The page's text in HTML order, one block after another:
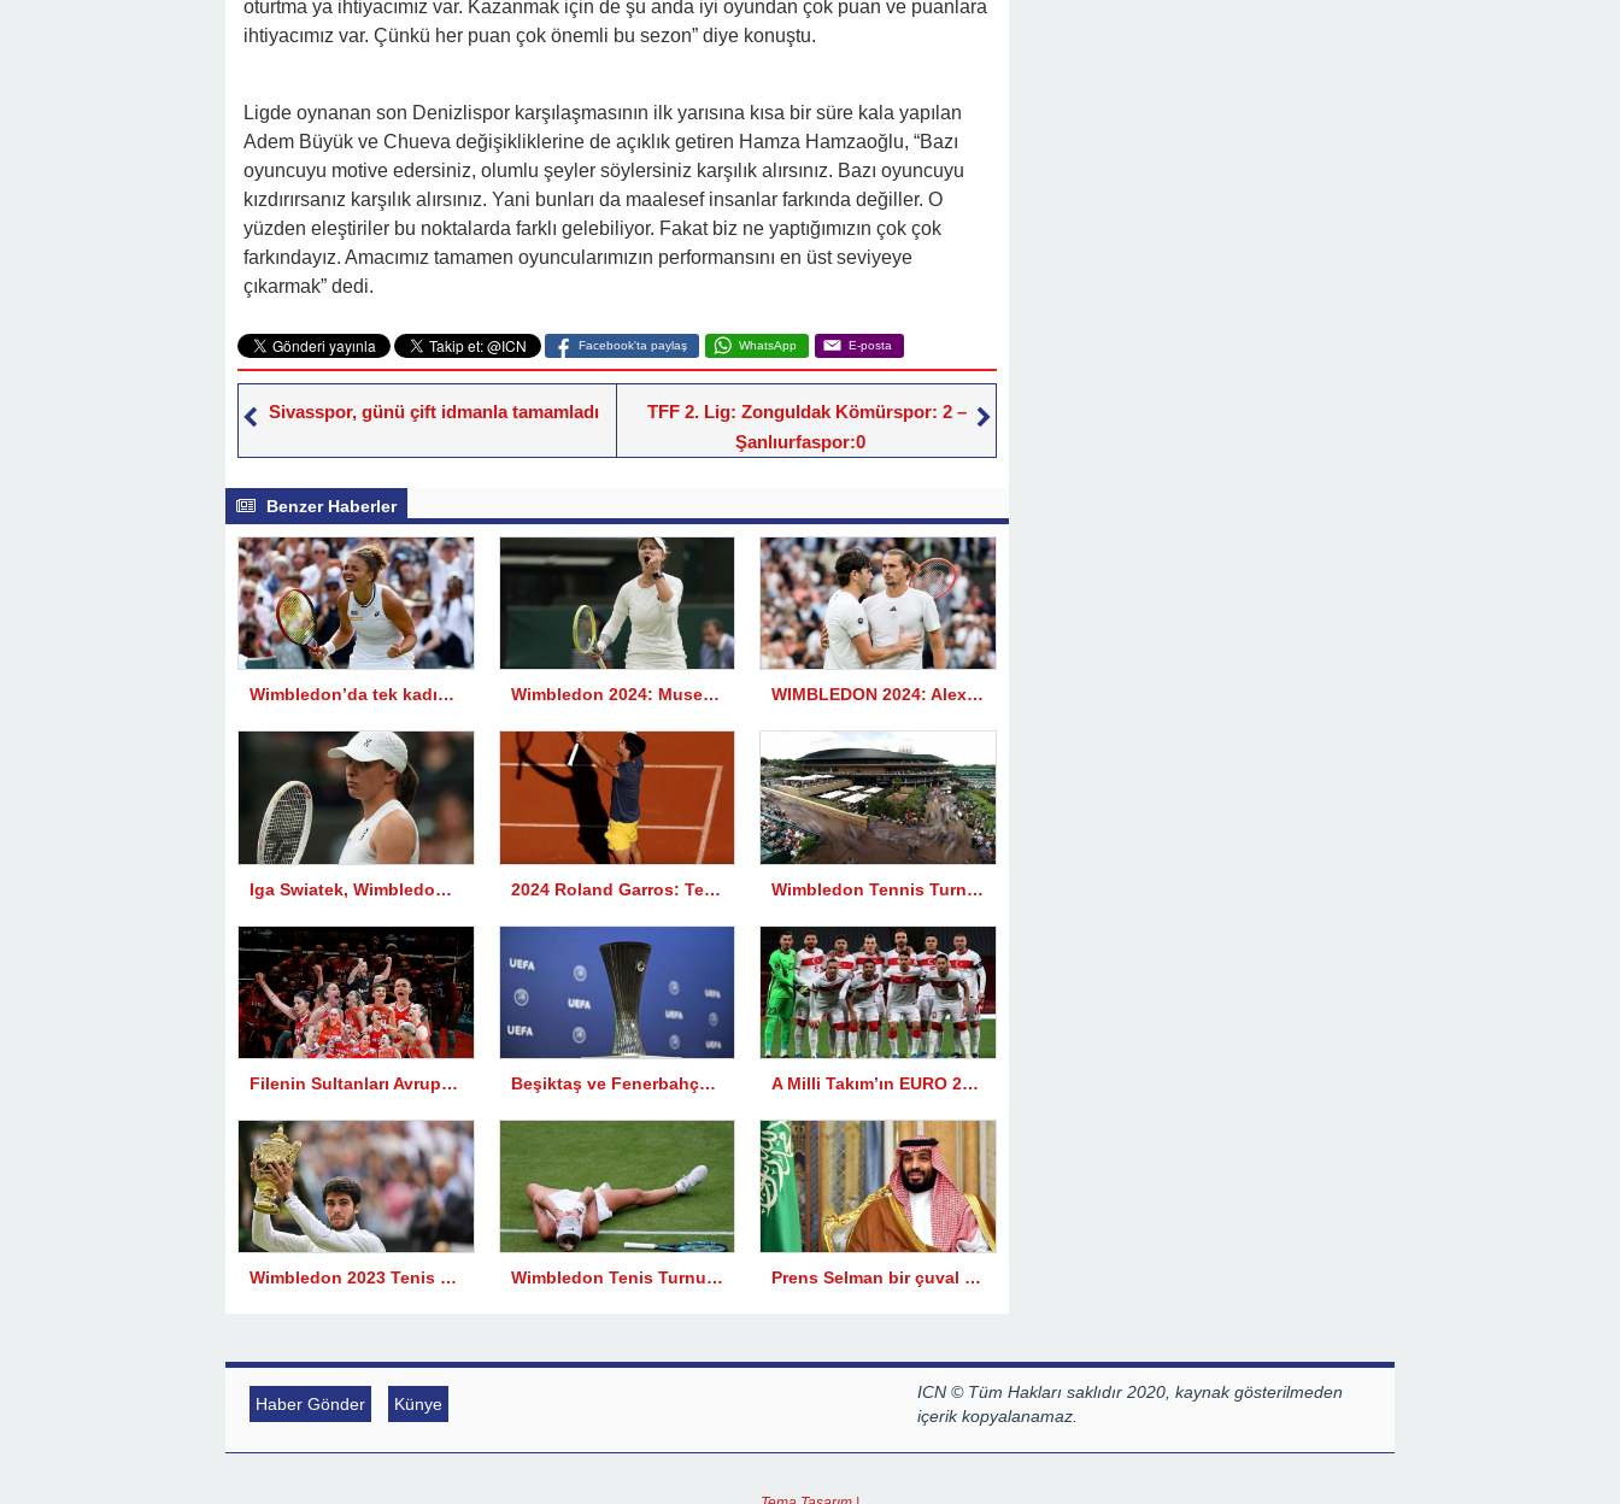
oturtma ya ihtiyacımız var. Kazanmak için de şu anda iyi oyundan çok puan ve puanlara
ihtiyacımız var. Çünkü her puan çok önemli bu sezon” diye konuştu.
Ligde oynanan son Denizlispor karşılaşmasının ilk yarısına kısa bir süre kala yapılan
Adem Büyük ve Chueva değişikliklerine de açıklık getiren Hamza Hamzaoğlu, “Bazı
oyuncuyu motive edersiniz, olumlu şeyler söylersiniz karşılık alırsınız. Bazı oyuncuyu
kızdırırsanız karşılık alırsınız. Yani bunları da maalesef insanlar farkında değiller. O
yüzden eleştiriler bu noktalarda farklı gelebiliyor. Fakat biz ne yaptığımızın çok çok
farkındayız. Amacımız tamamen oyuncularımızın performansını en üst seviyeye
çıkarmak” dedi.
Facebook'ta paylaş WhatsApp E-posta
Sivasspor, günü çift idmanla tamamladı
TFF 2. Lig: Zonguldak Kömürspor: 2 –
Şanlıurfaspor:0
Benzer Haberler
Wimbledon’da tek kadınlarda finalistler belli oldu Wimbledon 2024: Musetti, Fritz, Rybakina ve Djokovic’i yarı finalde yendi WIMBLEDON 2024: Alexander Zverev, Taylor’dan önemli notlar
Iga Swiatek, Wimbledon’a veda etti: Novak Djokovic 4. turda 2024 Roland Garros: Tek Erkeklerde finalin adı Alcaraz-Zverev | Swiatek-Paolini Tek Kadınlar finali Cumartesi 16.00’da oynanacak Wimbledon Tennis Turnuvası 2024?
Filenin Sultanları Avrupa Şampiyonu Beşiktaş ve Fenerbahçe’nin Konferans Ligi’ndeki rakipleri belli oldu A Milli Takım’ın EURO 2024 elemeleri ve özel maç aday kadrosu açıklandı
Wimbledon 2023 Tenis Turnuvası sona erdi Wimbledon Tenis Turnuvası: Çek raket Marketa Vondrousova tek kadınlarda şampiyon oldu Prens Selman bir çuval dolusu para ile Türkiye’ye geliyor!
Haber Gönder Künye
ICN © Tüm Hakları saklıdır 2020, kaynak gösterilmeden
içerik kopyalanamaz.